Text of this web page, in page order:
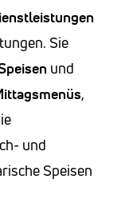
Sie
und
,
und
Speisen